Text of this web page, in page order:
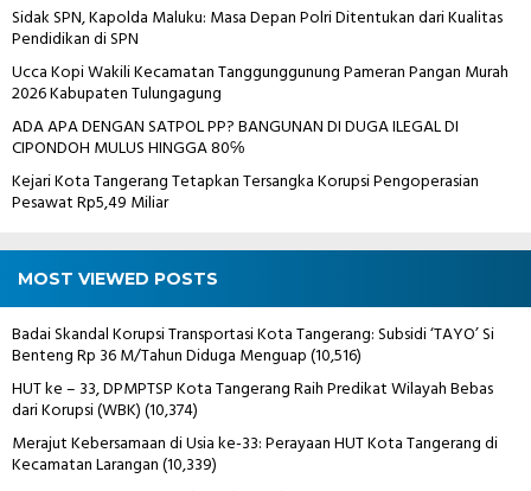
Sidak SPN, Kapolda Maluku: Masa Depan Polri Ditentukan dari Kualitas
Pendidikan di SPN
Ucca Kopi Wakili Kecamatan Tanggunggunung Pameran Pangan Murah
2026 Kabupaten Tulungagung
ADA APA DENGAN SATPOL PP? BANGUNAN DI DUGA ILEGAL DI
CIPONDOH MULUS HINGGA 80℅
Kejari Kota Tangerang Tetapkan Tersangka Korupsi Pengoperasian
Pesawat Rp5,49 Miliar
MOST VIEWED POSTS
Badai Skandal Korupsi Transportasi Kota Tangerang: Subsidi ‘TAYO’ Si
Benteng Rp 36 M/Tahun Diduga Menguap(10,516)
HUT ke – 33, DPMPTSP Kota Tangerang Raih Predikat Wilayah Bebas
dari Korupsi (WBK)(10,374)
Merajut Kebersamaan di Usia ke-33: Perayaan HUT Kota Tangerang di
Kecamatan Larangan(10,339)